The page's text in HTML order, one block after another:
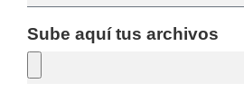
Sube aquí tus archivos